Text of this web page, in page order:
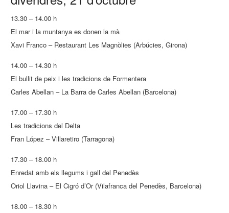
13.30 – 14.00 h
El mar i la muntanya es donen la mà
Xavi Franco – Restaurant Les Magnòlies (Arbúcies, Girona)
14.00 – 14.30 h
El bullit de peix i les tradicions de Formentera
Carles Abellan – La Barra de Carles Abellan (Barcelona)
17.00 – 17.30 h
Les tradicions del Delta
Fran López – Villaretiro (Tarragona)
17.30 – 18.00 h
Enredat amb els llegums i gall del Penedès
Oriol Llavina – El Cigró d’Or (Vilafranca del Penedès, Barcelona)
18.00 – 18.30 h